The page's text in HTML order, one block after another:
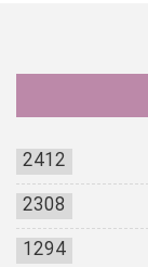
2412
2308
1294